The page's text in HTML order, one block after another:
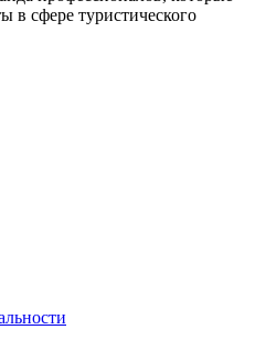
сфере туристического